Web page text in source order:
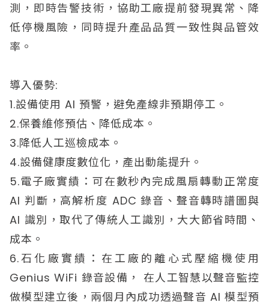
測，即時告警技術，協助工廠提前發現異常、降
低停機風險，同時提升產品品質一致性與品管效
率。
導入優勢:
1.設備使用 AI 預警，避免產線非預期停工。
2.保養維修預估、降低成本。
3.降低人工巡檢成本。
4.設備健康度數位化，產出動能提升。
5.電子廠實績：可在數秒內完成風扇轉動正常度
AI 判斷，高解析度 ADC 錄音、聲音轉時譜圖與
AI 識別，取代了傳統人工識別，大大節省時間、
成本。
6.石化廠實績：在工廠的離心式壓縮機使用
Genius WiFi 錄音設備， 在人工智慧以聲音監控
做模型建立後，兩個月內成功透過聲音 AI 模型預